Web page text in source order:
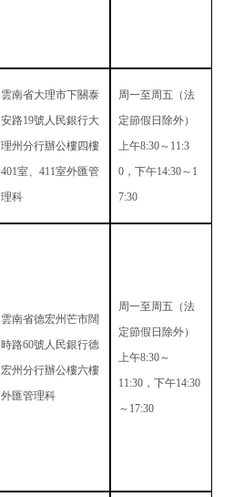
雲南省大理市下關泰
安路19號人民銀行大
理州分行辦公樓四樓
401室、 411室外匯管
理科
周一至周五（法
定節假日除外）
上午8:30～ 11:3
0 ，下午14:30～ 1
7:30
雲南省德宏州芒市闊
時路60號人民銀行德
宏州分行辦公樓六樓
外匯管理科
周一至周五（法
定節假日除外）
上午8:30～
11:30 ，下午14:30
～ 17:30